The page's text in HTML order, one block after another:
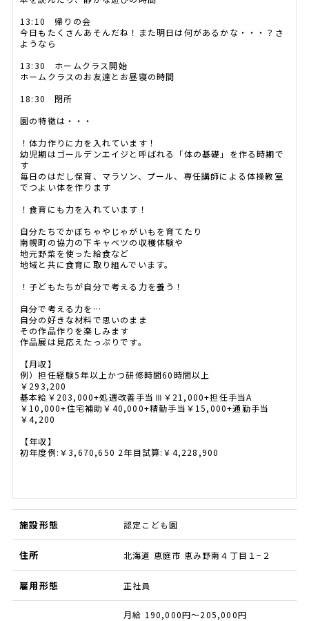
13:10 帰りの会
今日もたくさんあそんだね！また明日は何があるかな・・・？さ
ようなら
13:30 ホームクラス開始
ホームクラスのお友達とお昼寝の時間
18:30 閉所
園の特徴は・・・
！体力作りに力を入れています！
幼児期はゴールデンエイジと呼ばれる「体の基礎」を作る時期で
す
毎日のはだし保育、マラソン、プール、専任講師による体操教室
でつよい体を作ります
！食育にも力を入れています！
自分たちでかぼちゃやじゃがいもを育てたり
南幌町の協力の下キャベツの収穫体験や
地元野菜を使った給食など
地域と共に食育に取り組んでいます。
！子どもたちが自分で考える力を養う！
自分で考える力を…
自分の好きな材料で思いのまま
その作品作りを楽しみます
作品展は見応えたっぷりです。
【月収】
例）担任経験5年以上かつ研修時間60時間以上
￥293,200
基本給￥203,000+処遇改善手当Ⅲ￥21,000+担任手当A
￥10,000+住宅補助￥40,000+精勤手当￥15,000+通勤手当
￥4,200
【年収】
初年度例:￥3,670,650 2年目試算:￥4,228,900
施設形態 認定こども園
住所 北海道 恵庭市 恵み野南４丁目１−２
雇用形態 正社員
月給 190,000円～205,000円